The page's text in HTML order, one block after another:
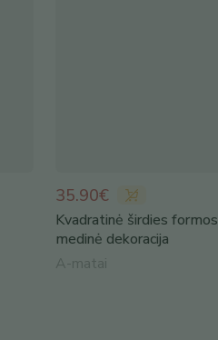
35.90€
Kvadratinė širdies formos
medinė dekoracija
A-matai